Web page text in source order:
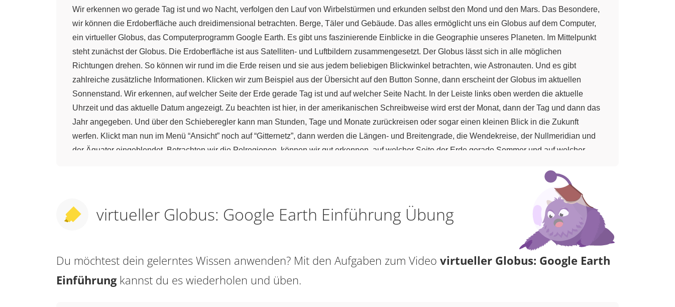
Wir erkennen wo gerade Tag ist und wo Nacht, verfolgen den Lauf von Wirbelstürmen und erkunden selbst den Mond und den Mars. Das Besondere,
wir können die Erdoberfläche auch dreidimensional betrachten. Berge, Täler und Gebäude. Das alles ermöglicht uns ein Globus auf dem Computer,
ein virtueller Globus, das Computerprogramm Google Earth. Es gibt uns faszinierende Einblicke in die Geographie unseres Planeten. Im Mittelpunkt
steht zunächst der Globus. Die Erdoberfläche ist aus Satelliten- und Luftbildern zusammengesetzt. Der Globus lässt sich in alle möglichen
Richtungen drehen. So können wir rund im die Erde reisen und sie aus jedem beliebigen Blickwinkel betrachten, wie Astronauten. Und es gibt
zahlreiche zusätzliche Informationen. Klicken wir zum Beispiel aus der Übersicht auf den Button Sonne, dann erscheint der Globus im aktuellen
Sonnenstand. Wir erkennen, auf welcher Seite der Erde gerade Tag ist und auf welcher Seite Nacht. In der Leiste links oben werden die aktuelle
Uhrzeit und das aktuelle Datum angezeigt. Zu beachten ist hier, in der amerikanischen Schreibweise wird erst der Monat, dann der Tag und dann das
Jahr angegeben. Und über den Schieberegler kann man Stunden, Tage und Monate zurückreisen oder sogar einen kleinen Blick in die Zukunft
werfen. Klickt man nun im Menü “Ansicht” noch auf “Gitternetz”, dann werden die Längen- und Breitengrade, die Wendekreise, der Nullmeridian und
der Äquator eingeblendet. Betrachten wir die Polregionen, können wir gut erkennen, auf welcher Seite der Erde gerade Sommer und auf welcher
es nördlich des nördlichen Polarkreises immer hell bleibt. Es ist Polartag. Die Sonne beleuchtet die Region rund um den Nordpol 24 Stunden lang.
Ein Blick auf die Südhalbkugel zum gleichen Zeitpunkt zeigt, dass es dort südlich des Polarkreises dunkel bleibt. Hier ist Polarnacht. So lässt sich die
Beleuchtung der Erde im Jahresverlauf in den verschiedenen Jahreszeiten gut beobachten.
virtueller Globus: Google Earth Einführung Übung
Du möchtest dein gelerntes Wissen anwenden? Mit den Aufgaben zum Video virtueller Globus: Google Earth
Einführungkannst du es wiederholen und üben.